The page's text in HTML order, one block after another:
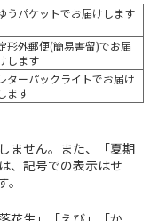
うパケットでお届けします
形外郵便(簡易書留)でお届
します
レターパックライトでお届け
します
ません。また、「夏期
、記号での表示はせ